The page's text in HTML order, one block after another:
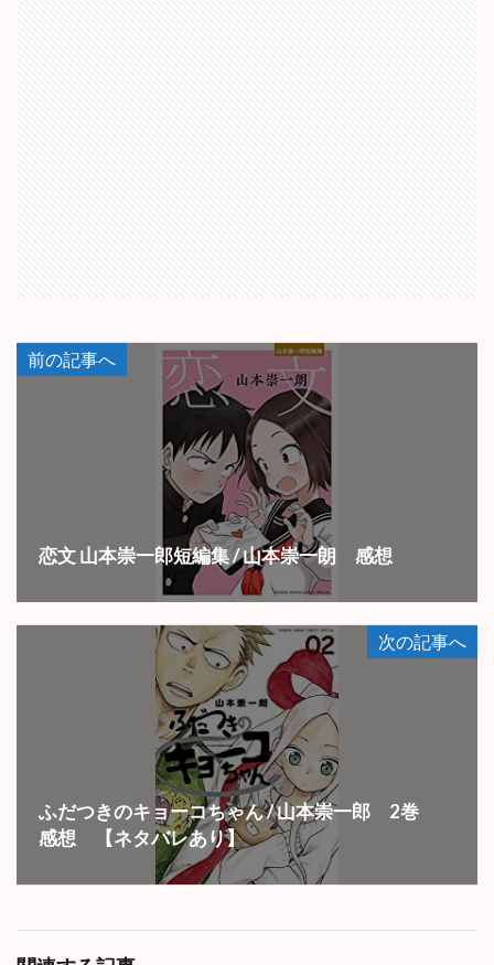
前の記事へ
恋文 山本崇一郎短編集 / 山本崇一朗 感想
次の記事へ
ふだつきのキョーコちゃん / 山本崇一郎 2巻
感想 【ネタバレあり】